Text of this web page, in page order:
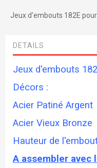
Jeux d'embouts 182E
DETAILS
Jeux d'embouts
Décors :
Acier Patiné Argent
Acier Vieux Bronze
Hauteur de
A assembler avec